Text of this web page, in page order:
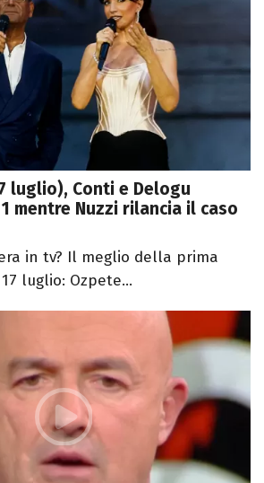
luglio), Conti e Delogu
mentre Nuzzi rilancia il caso
in tv? Il meglio della prima
luglio: Ozpete...